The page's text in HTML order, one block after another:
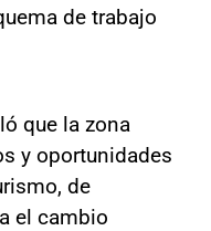
de trabajo
que la zona
y oportunidades
de
el cambio